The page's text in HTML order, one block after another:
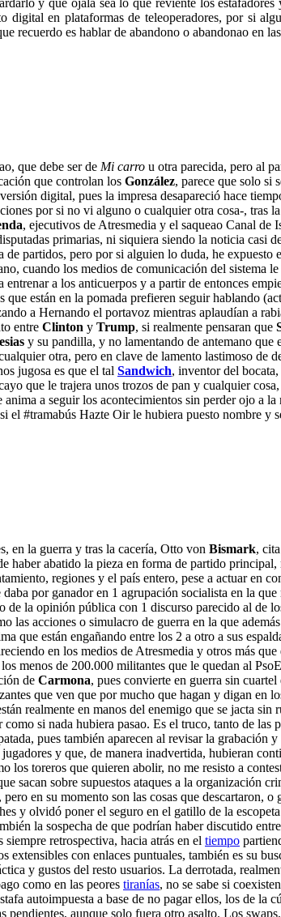
digital en plataformas de teleoperadores, por si
recuerdo es hablar de abandono o abandonao en
que debe ser de Mi carro u otra parecida, pero al
que controlan los González, parece que solo si
digital, pues la impresa desapareció hace
por si no vi alguno o cualquier otra cosa-, tras
, ejecutivos de Atresmedia y el saqueao Canal de
primarias, ni siquiera siendo la noticia casi
partidos, pero por si alguien lo duda, he expuesto
cuando los medios de comunicación del sistema
a los anticuerpos y a partir de entonces
están en la pomada prefieren seguir hablando
a Hernando el portavoz mientras aplaudían a
entre Clinton y Trump, si realmente pensaran que
y su pandilla, y no lamentando de antemano
otra, pero en clave de lamento lastimoso de
jugosa es que el tal Sandwich, inventor del
que le trajera unos trozos de pan y cualquier
a seguir los acontecimientos sin perder ojo a
el #tramabús Hazte Oir le hubiera puesto nombre y
en la guerra y tras la cacería, Otto von Bismark,
haber abatido la pieza en forma de partido
regiones y el país entero, pese a actuar en
por ganador en 1 agrupación socialista en la
de la opinión pública con 1 discurso parecido al de
las acciones o simulacro de guerra en la que
que están engañando entre los 2 a otro a sus
en los medios de Atresmedia y otros más
menos de 200.000 militantes que le quedan al
de Carmona, pues convierte en guerra sin
que ven que por mucho que hagan y digan en
realmente en manos del enemigo que se jacta
si nada hubiera pasao. Es el truco, tanto de
pues también aparecen al revisar la
y que, de manera inadvertida, hubieran
los toreros que quieren abolir, no me resisto a
sacan sobre supuestos ataques a la organización
en su momento son las cosas que descartaron,
y olvidó poner el seguro en el gatillo de la
la sospecha de que podrían haber discutido
retrospectiva, hacia atrás en el tiempo
extensibles con enlaces puntuales, también es su
y gustos del resto usuarios. La derrotada,
como en las peores tiranías, no se sabe si
autoimpuesta a base de no pagar ellos, los de la
pendientes, aunque solo fuera otro asalto. Los